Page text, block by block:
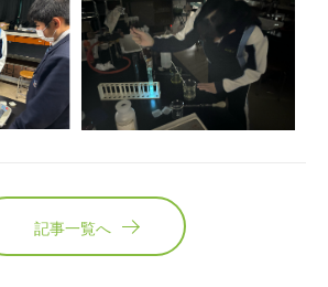
記事一覧へ